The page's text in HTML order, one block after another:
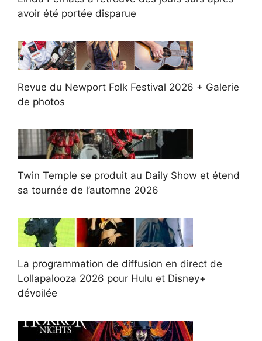
avoir été portée disparue
Revue du Newport Folk Festival 2026 + Galerie
de photos
Twin Temple se produit au Daily Show et étend
sa tournée de l’automne 2026
La programmation de diffusion en direct de
Lollapalooza 2026 pour Hulu et Disney+
dévoilée